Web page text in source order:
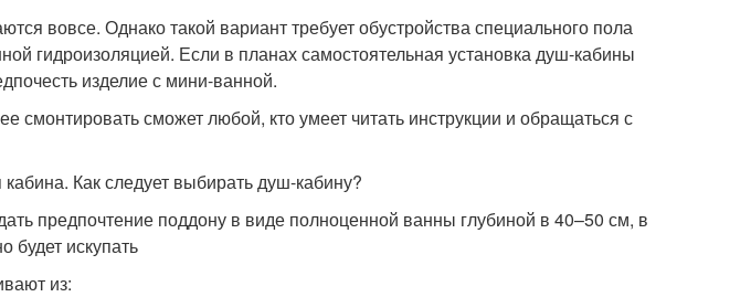
вовсе. Однако такой вариант требует обустройства специального пола
гидроизоляцией. Если в планах самостоятельная установка душ-кабины
изделие с мини-ванной.
смонтировать сможет любой, кто умеет читать инструкции и обращаться с
предпочтение поддону в виде полноценной ванны глубиной в 40–50 см, в
будет искупать
из: